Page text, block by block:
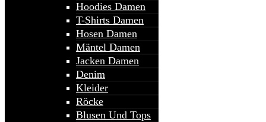
Hoodies Damen
T-Shirts Damen
Hosen Damen
Mäntel Damen
Jacken Damen
Denim
Kleider
Röcke
Blusen Und Tops